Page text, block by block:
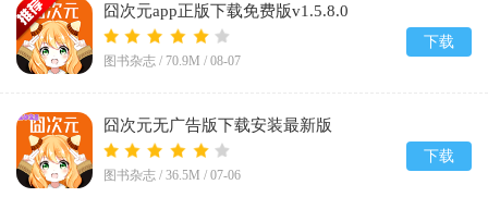
囧次元app正版下载免费版v1.5.8.0
图书杂志 / 70.9M / 08-07
下载
囧次元无广告版下载安装最新版
2026v1.5.8.0
图书杂志 / 36.5M / 07-06
下载